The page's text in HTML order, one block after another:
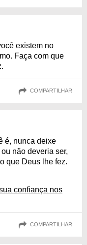
existem no
Faça com que
COMPARTILHAR
é, nunca deixe
não deveria ser,
que Deus lhe fez.
confiança nos
COMPARTILHAR